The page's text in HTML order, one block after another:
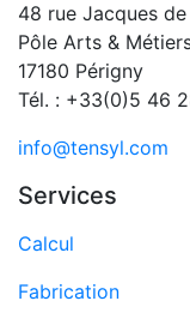
48 rue Jacques
Pôle Arts &
17180 Périgny
Tél. : +33(0)5 46
info@tensyl.com
Services
Calcul
Fabrication